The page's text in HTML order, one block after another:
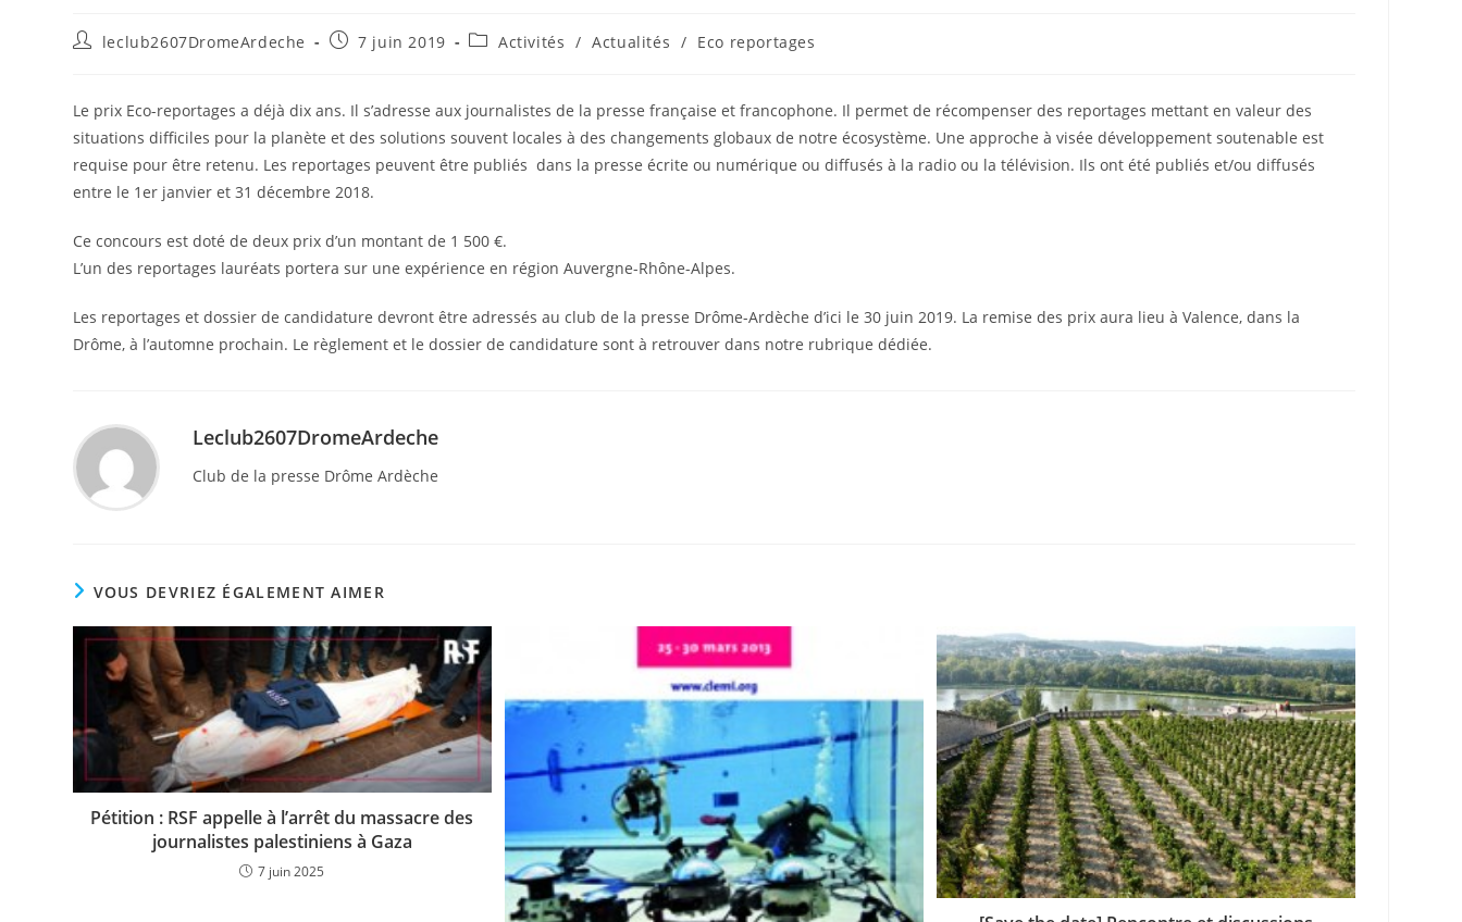
leclub2607DromeArdeche 7 juin 2019 Activités / Actualités / Eco reportages
Le prix Eco-reportages a déjà dix ans. Il s’adresse aux journalistes de la presse française et francophone. Il permet de récompenser des reportages mettant en valeur des
situations difficiles pour la planète et des solutions souvent locales à des changements globaux de notre écosystème. Une approche à visée développement soutenable est
requise pour être retenu. Les reportages peuvent être publiés dans la presse écrite ou numérique ou diffusés à la radio ou la télévision. Ils ont été publiés et/ou diffusés
entre le 1er janvier et 31 décembre 2018.
Ce concours est doté de deux prix d’un montant de 1 500 €.
L’un des reportages lauréats portera sur une expérience en région Auvergne-Rhône-Alpes.
Les reportages et dossier de candidature devront être adressés au club de la presse Drôme-Ardèche d’ici le 30 juin 2019. La remise des prix aura lieu à Valence, dans la
Drôme, à l’automne prochain. Le règlement et le dossier de candidature sont à retrouver dans notre rubrique dédiée.
Leclub2607DromeArdeche
Club de la presse Drôme Ardèche
VOUS DEVRIEZ ÉGALEMENT AIMER
Pétition : RSF appelle à l’arrêt du massacre des
journalistes palestiniens à Gaza
7 juin 2025